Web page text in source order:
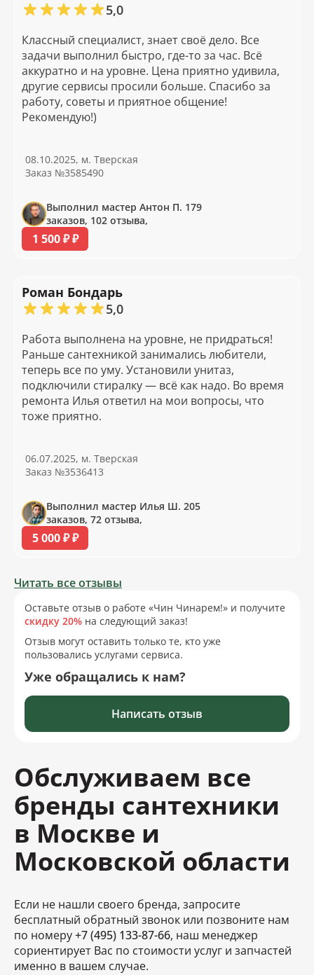
5,0
Классный специалист, знает своё дело. Все
задачи выполнил быстро, где-то за час. Всё
аккуратно и на уровне. Цена приятно удивила,
другие сервисы просили больше. Спасибо за
работу, советы и приятное общение!
Рекомендую!)
08.10.2025, м. Тверская
Заказ №3585490
Выполнил мастер Антон П. 179
заказов, 102 отзыва,
1 500 ₽ ₽
Роман Бондарь
5,0
Работа выполнена на уровне, не придраться!
Раньше сантехникой занимались любители,
теперь все по уму. Установили унитаз,
подключили стиралку — всё как надо. Во время
ремонта Илья ответил на мои вопросы, что
тоже приятно.
06.07.2025, м. Тверская
Заказ №3536413
Выполнил мастер Илья Ш. 205
заказов, 72 отзыва,
5 000 ₽ ₽
Читать все отзывы
Оставьте отзыв о работе «Чин Чинарем!» и получите
скидку 20% на следующий заказ!
Отзыв могут оставить только те, кто уже
пользовались услугами сервиса.
Уже обращались к нам?
Написать отзыв
Обслуживаем все
бренды сантехники
в Москве и
Московской области
Если не нашли своего бренда, запросите
бесплатный обратный звонок или позвоните нам
по номеру+7 (495) 133-87-66, наш менеджер
сориентирует Вас по стоимости услуг и запчастей
именно в вашем случае.